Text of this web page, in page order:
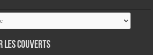
LES COUVERTS